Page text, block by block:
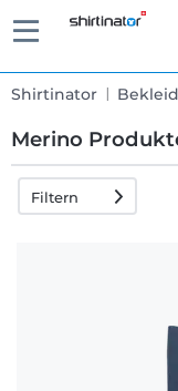
Shirtinator
Merino
Filtern